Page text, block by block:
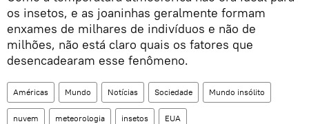
os insetos, e as joaninhas geralmente formam
enxames de milhares de indivíduos e não de
milhões, não está claro quais os fatores que
desencadearam esse fenômeno.
Américas Mundo Notícias Sociedade Mundo insólito
nuvem meteorologia insetos EUA